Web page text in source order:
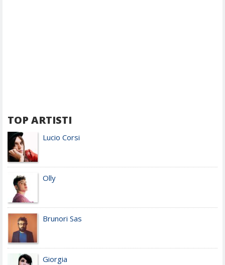
TOP ARTISTI
Lucio Corsi
Olly
Brunori Sas
Giorgia